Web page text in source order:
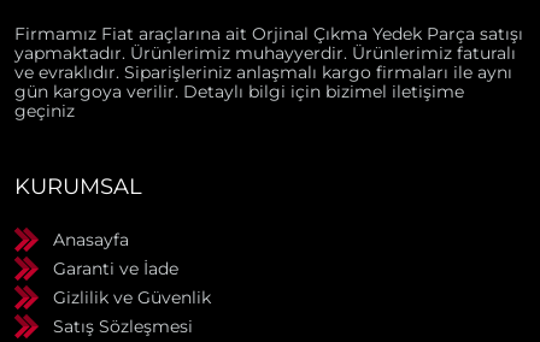
Firmamız Fiat araçlarına ait Orjinal Çıkma Yedek Parça satışı
yapmaktadır. Ürünlerimiz muhayyerdir. Ürünlerimiz faturalı
ve evraklıdır. Siparişleriniz anlaşmalı kargo firmaları ile aynı
gün kargoya verilir. Detaylı bilgi için bizimel iletişime
geçiniz
KURUMSAL
Anasayfa
Garanti ve İade
Gizlilik ve Güvenlik
Satış Sözleşmesi